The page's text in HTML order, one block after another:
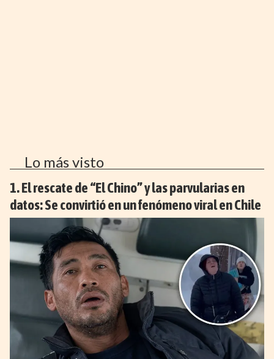
Lo más visto
El rescate de “El Chino” y las parvularias en
datos: Se convirtió en un fenómeno viral en Chile